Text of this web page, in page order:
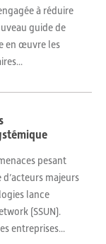
à réduire
guide de
en œuvre les
pesant
majeurs
lance
(SSUN).
entreprises...